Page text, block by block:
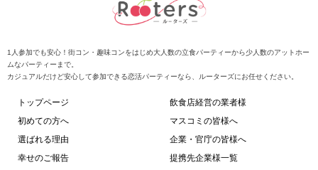
1人参加でも安心！街コン・趣味コンをはじめ大人数の立食パーティーから少人数のアットホー
ムなパーティーまで。
カジュアルだけど安心して参加できる恋活パーティーなら、ルーターズにお任せください。
トップページ
初めての方へ
選ばれる理由
幸せのご報告
飲食店経営の業者様
マスコミの皆様へ
企業・官庁の皆様へ
提携先企業様一覧